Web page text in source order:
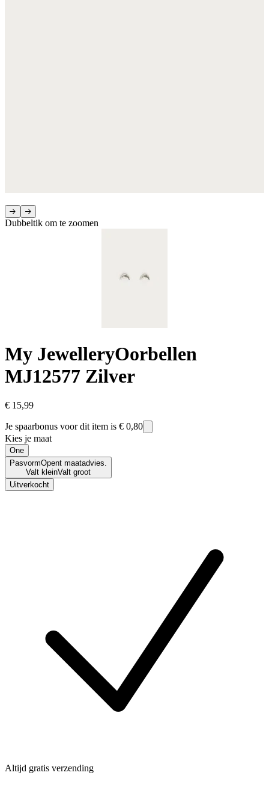
Dubbeltik om te zoomen
My JewelleryOorbellen
MJ12577 Zilver
€ 15,99
Je spaarbonus voor dit item is € 0,80
Kies je maat
One
PasvormOpent maatadvies.
Valt kleinValt groot
Uitverkocht
Altijd gratis verzending